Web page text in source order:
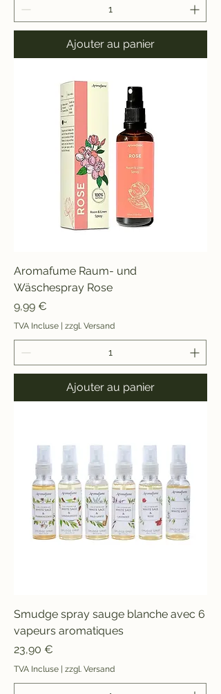
Ajouter au panier
Aromafume Raum- und
Wäschespray Rose
Prix
9,99 €
TVA Incluse | zzgl. Versand
Ajouter au panier
Smudge spray sauge blanche avec 6
vapeurs aromatiques
Prix
23,90 €
TVA Incluse | zzgl. Versand